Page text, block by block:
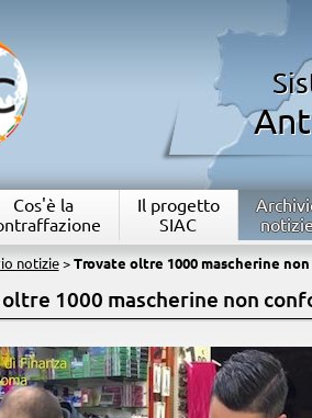
Cos'è la
Il progetto
SIAC
notizie> Trovate oltre 1000 mascherine
1000 mascherine non